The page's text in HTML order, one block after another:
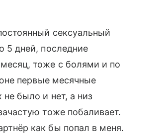
сексуальный
5 дней, последние
тоже с болями и по
первые месячные
было и нет, а низ
тоже побаливает.
как бы попал в меня.